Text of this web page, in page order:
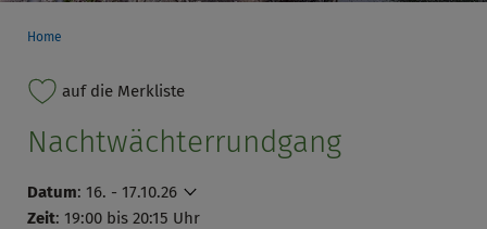
Home
auf die Merkliste
Nachtwächterrundgang
Datum: 16. - 17.10.26
Zeit: 19:00 bis 20:15 Uhr